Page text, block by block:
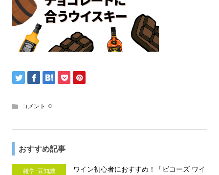
コメント: 0
おすすめ記事
雑学･豆知識
ワイン初心者におすすめ！「ビコーズ ワイ